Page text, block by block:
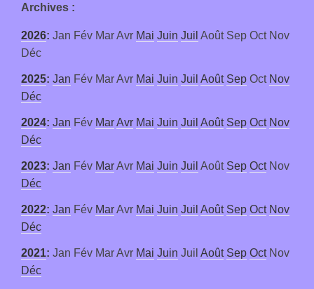
Archives :
2026: Jan Fév MarAvr Mai Juin Juil Août Sep Oct Nov
Déc
2025: Jan Fév MarAvr Mai Juin Juil Août Sep Oct Nov
Déc
2024: Jan Fév MarAvr Mai Juin Juil Août Sep Oct Nov
Déc
2023: Jan Fév MarAvr Mai Juin Juil Août Sep Oct Nov
Déc
2022: Jan Fév MarAvr Mai Juin Juil Août Sep Oct Nov
Déc
2021: Jan Fév MarAvr Mai Juin Juil Août Sep Oct Nov
Déc